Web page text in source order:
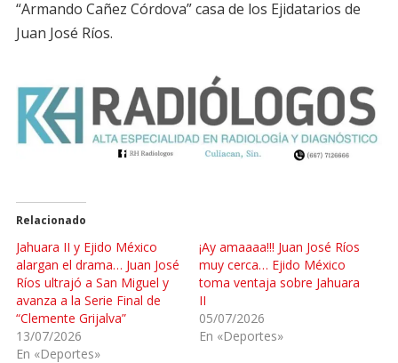
“Armando Cañez Córdova” casa de los Ejidatarios de
Juan José Ríos.
Relacionado
Jahuara II y Ejido México
alargan el drama… Juan José
Ríos ultrajó a San Miguel y
avanza a la Serie Final de
“Clemente Grijalva”
13/07/2026
En «Deportes»
¡Ay amaaaa!!! Juan José Ríos
muy cerca… Ejido México
toma ventaja sobre Jahuara
II
05/07/2026
En «Deportes»